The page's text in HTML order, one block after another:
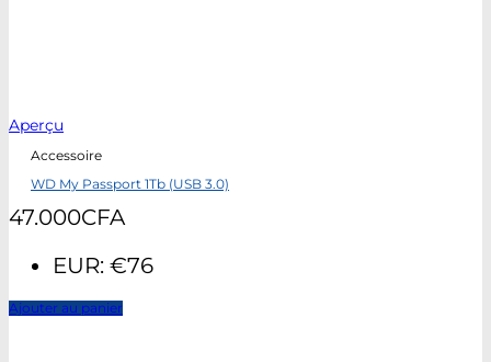
Aperçu
Accessoire
WD My Passport 1Tb (USB 3.0)
47.000CFA
EUR: €76
Ajouter au panier